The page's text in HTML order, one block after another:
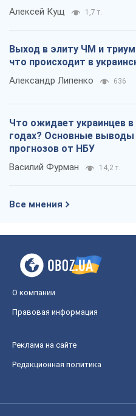
Алексей Кущ 1,7 т.
Выход в элиту ЧМ и
что происходит в
Александр Липенко 636
Что ожидает украинцев в
годах? Основные выводы
прогнозов от НБУ
Василий Фурман 14,2 т.
Все мнения
О компании
Правовая информация
Реклама на сайте
Редакционная политика